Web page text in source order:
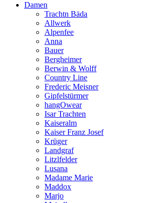
Damen
Trachtn Bäda
Allwerk
Alpenfee
Anna
Bauer
Bergheimer
Berwin & Wolff
Country Line
Frederic Meisner
Gipfelstürmer
hangOwear
Isar Trachten
Kaiseralm
Kaiser Franz Josef
Krüger
Landgraf
Litzlfelder
Lusana
Madame Marie
Maddox
Marjo